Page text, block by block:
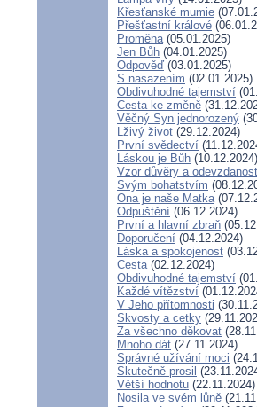
Křesťanské mumie
Přešťastní králové
Proměna(05.01.2025)
Jen Bůh (04.01.2025)
Odpověď (03.01.2025)
S nasazením (02.01.2025)
Obdivuhodné tajemství
Cesta ke změně
Věčný Syn jednorozený
Lživý život (29.12.2024)
První svědectví
Láskou je Bůh (10.12.2024)
Vzor důvěry a
Svým bohatstvím
Ona je naše Matka
Odpuštění (06.12.2024)
První a hlavní zbraň
Doporučení (04.12.2024)
Láska a spokojenost
Cesta(02.12.2024)
Obdivuhodné tajemství
Každé vítězství
V Jeho přítomnosti
Skvosty a cetky
Za všechno děkovat
Mnoho dát (27.11.2024)
Správné užívání moci
Skutečně prosil
Větší hodnotu (22.11.2024)
Nosila ve svém lůně